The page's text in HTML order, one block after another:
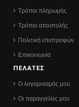
Τρόποι πληρωμής
Τρόποι αποστολής
Πολιτική επιστροφών
Επικοινωνία
ΠΕΛΑΤΕΣ
Ο λογαριασμός μου
Οι παραγγελίες μου